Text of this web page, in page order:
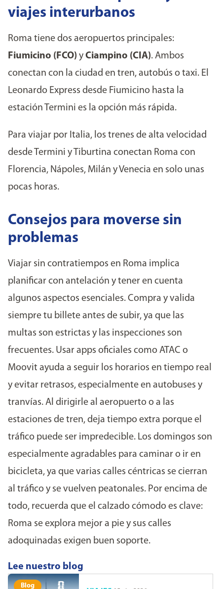
viajes interurbanos
Roma tiene dos aeropuertos principales:
Fiumicino (FCO) y Ciampino (CIA). Ambos
conectan con la ciudad en tren, autobús o taxi. El
Leonardo Express desde Fiumicino hasta la
estación Termini es la opción más rápida.
Para viajar por Italia, los trenes de alta velocidad
desde Termini y Tiburtina conectan Roma con
Florencia, Nápoles, Milán y Venecia en solo unas
pocas horas.
Consejos para moverse sin
problemas
Viajar sin contratiempos en Roma implica
planificar con antelación y tener en cuenta
algunos aspectos esenciales. Compra y valida
siempre tu billete antes de subir, ya que las
multas son estrictas y las inspecciones son
frecuentes. Usar apps oficiales como ATAC o
Moovit ayuda a seguir los horarios en tiempo real
y evitar retrasos, especialmente en autobuses y
tranvías. Al dirigirle al aeropuerto o a las
estaciones de tren, deja tiempo extra porque el
tráfico puede ser impredecible. Los domingos son
especialmente agradables para caminar o ir en
bicicleta, ya que varias calles céntricas se cierran
al tráfico y se vuelven peatonales. Por encima de
todo, recuerda que el calzado cómodo es clave:
Roma se explora mejor a pie y sus calles
adoquinadas exigen buen soporte.
Lee nuestro blog
Blog